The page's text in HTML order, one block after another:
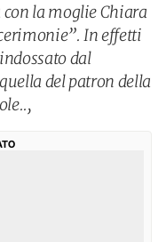
con la moglie Chiara
In effetti
dal
del patron della